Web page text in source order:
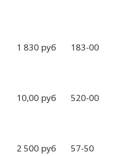
1 830 руб 183-00
10,00 руб 520-00
2 500 руб 57-50